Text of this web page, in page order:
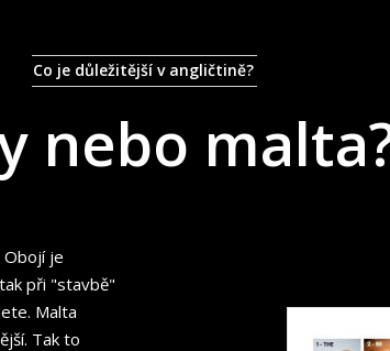
Co je důležitější v angličtině?
nebo
Obojí je
při "stavbě"
Malta
Tak to